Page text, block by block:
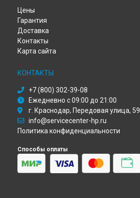
Ремонт МФУ Photosmart 2573 HP в
Ремонт МФУ Photosmart 2573 HP в
Ремонт МФУ Photosmart 2573 HP в
Цены
Гарантия
Доставка
Контакты
Карта сайта
КОНТАКТЫ
+7 (800) 302-39-08
Ежедневно с 09:00 до 21:00
г. Краснодар, Передовая улица, 59
info@servicecenter-hp.ru
Политика конфиденциальности
Способы оплаты